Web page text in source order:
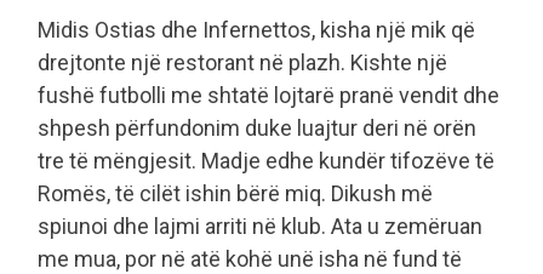
Midis Ostias dhe Infernettos, kisha një mik që
drejtonte një restorant në plazh. Kishte një
fushë futbolli me shtatë lojtarë pranë vendit dhe
shpesh përfundonim duke luajtur deri në orën
tre të mëngjesit. Madje edhe kundër tifozëve të
Romës, të cilët ishin bërë miq. Dikush më
spiunoi dhe lajmi arriti në klub. Ata u zemëruan
me mua, por në atë kohë unë isha në fund të